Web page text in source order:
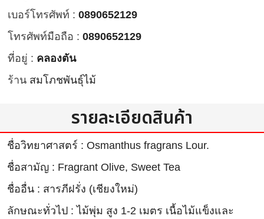
เบอร์โทรศัพท์ : 0890652129
โทรศัพท์มือถือ : 0890652129
ที่อยู่ : คลองตัน
ร้าน สมโภชพันธุ์ไม้
รายละเอียดสินค้า
ชื่อวิทยาศาสตร์ : Osmanthus fragrans Lour.
ชื่อสามัญ : Fragrant Olive, Sweet Tea
ชื่ออื่น : สารภีฝรั่ง (เชียงใหม่)
ลักษณะทั่วไป : ไม้พุ่ม สูง 1-2 เมตร เนื้อไม้แข็งและ